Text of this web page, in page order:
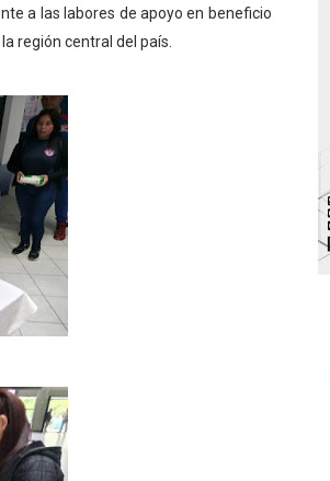
la Lactancia Materna
de Zea en una enriquecedora
con plan de actualización y atención
instalación del detector Cherenkov
a las labores de apoyo en beneficio
región central del país.